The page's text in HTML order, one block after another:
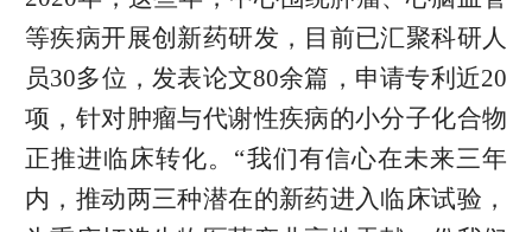
等疾病开展创新药研发，目前已汇聚科研人
员30多位，发表论文80余篇，申请专利近20
项，针对肿瘤与代谢性疾病的小分子化合物
正推进临床转化。“我们有信心在未来三年
内，推动两三种潜在的新药进入临床试验，